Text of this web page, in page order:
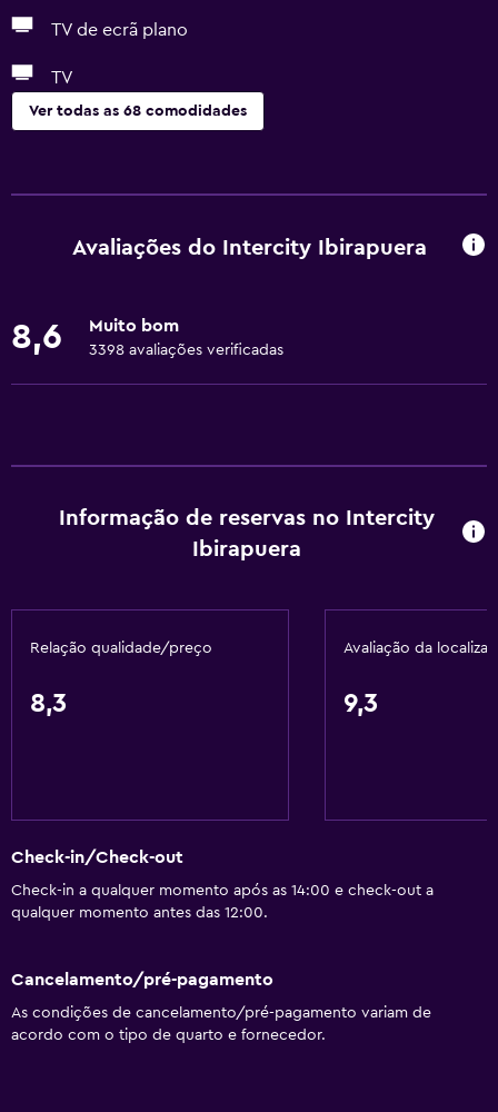
TV de ecrã plano
TV
Ver todas as 68 comodidades
Unidade acessível em cadeira de rodas
Animais permitidos consoante solicitado. Pode ter custos
adicionais.
Duche ao nível do chão
Lavatório mais baixo no WC
WC com barras de apoio
Serviços básicos
Wi-Fi disponível em todas as áreas
Toalhas
Artigos de higiene grátis
Champô
Amaciador
Avaliações do Intercity Ibirapuera
8,6 Muito bom
3398 avaliações verificadas
Informação de reservas no Intercity
Ibirapuera
Relação qualidade/preço
8,3
Avaliação da
9,3
Check-in/Check-out
Check-in a qualquer momento após as 14:00 e check-out a
qualquer momento antes das 12:00.
Cancelamento/pré-pagamento
As condições de cancelamento/pré-pagamento variam de
acordo com o tipo de quarto e fornecedor.